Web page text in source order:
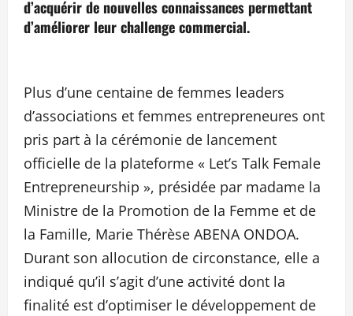
d’acquérir de nouvelles connaissances permettant
d’améliorer leur challenge commercial.
Plus d’une centaine de femmes leaders
d’associations et femmes entrepreneures ont
pris part à la cérémonie de lancement
officielle de la plateforme « Let’s Talk Female
Entrepreneurship », présidée par madame la
Ministre de la Promotion de la Femme et de
la Famille, Marie Thérèse ABENA ONDOA.
Durant son allocution de circonstance, elle a
indiqué qu’il s’agit d’une activité dont la
finalité est d’optimiser le développement de